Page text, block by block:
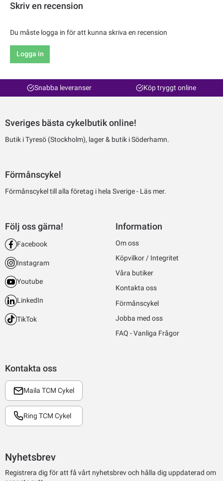
Skriv en recension
Du måste logga in för att kunna skriva en recension
Logga in
Snabba leveranser Köp tryggt online
Sveriges bästa cykelbutik online!
Butik i Tyresö (Stockholm), lager & butik i Söderhamn.
Förmånscykel
Förmånscykel till alla företag i hela Sverige - Läs mer.
Kontakta oss
Maila TCM Cykel
Ring TCM Cykel
Följ oss gärna!
Facebook
Instagram
Youtube
LinkedIn
TikTok
Information
Om oss
Köpvilkor / Integritet
Våra butiker
Kontakta oss
Förmånscykel
Jobba med oss
FAQ - Vanliga Frågor
Nyhetsbrev
Registrera dig för att få vårt nyhetsbrev och hålla dig uppdaterad om